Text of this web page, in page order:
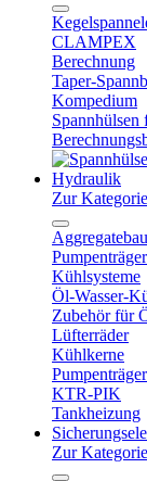
CLAMPEX
Berechnung
Taper-
Kompedium
Spannhülsen
Hydraulik
Zur
Aggregatebau
Kühlsysteme
Öl-Wasser-
Zubehör für
Lüfterräder
Kühlkerne
KTR-PIK
Tankheizung
Zur